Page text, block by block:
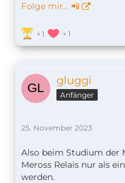
Folge mir… 📲
1 1
gluggi
Anfänger
25. November 2023
Also beim Studium der
Meross Relais nur als
werden.